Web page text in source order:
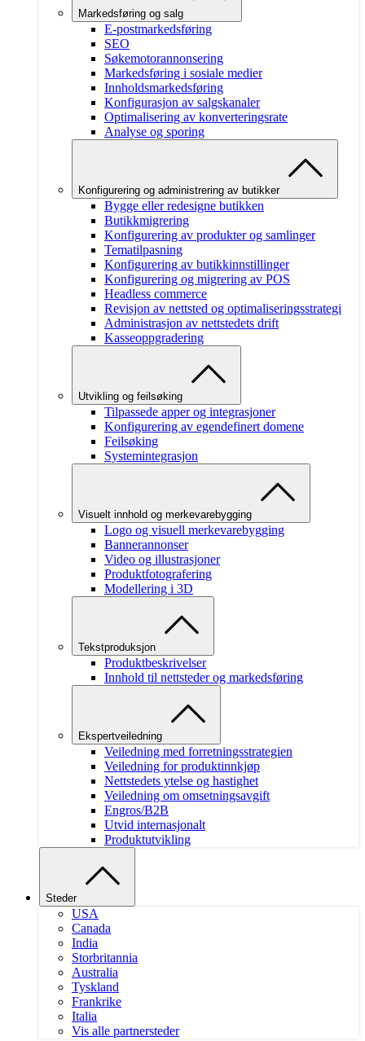
Markedsføring og salg
E-postmarkedsføring
SEO
Søkemotorannonsering
Markedsføring i sosiale medier
Innholdsmarkedsføring
Konfigurasjon av salgskanaler
Optimalisering av konverteringsrate
Analyse og sporing
Konfigurering og administrering av butikker
Bygge eller redesigne butikken
Butikkmigrering
Konfigurering av produkter og samlinger
Tematilpasning
Konfigurering av butikkinnstillinger
Konfigurering og migrering av POS
Headless commerce
Revisjon av nettsted og optimaliseringsstrategi
Administrasjon av nettstedets drift
Kasseoppgradering
Utvikling og feilsøking
Tilpassede apper og integrasjoner
Konfigurering av egendefinert domene
Feilsøking
Systemintegrasjon
Visuelt innhold og merkevarebygging
Logo og visuell merkevarebygging
Bannerannonser
Video og illustrasjoner
Produktfotografering
Modellering i 3D
Tekstproduksjon
Produktbeskrivelser
Innhold til nettsteder og markedsføring
Ekspertveiledning
Veiledning med forretningsstrategien
Veiledning for produktinnkjøp
Nettstedets ytelse og hastighet
Veiledning om omsetningsavgift
Engros/B2B
Utvid internasjonalt
Produktutvikling
Steder
USA
Canada
India
Storbritannia
Australia
Tyskland
Frankrike
Italia
Vis alle partnersteder